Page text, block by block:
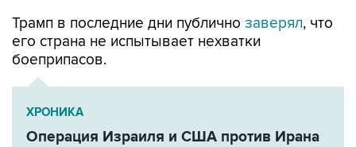
Трамп в последние дни публично заверял, что
его страна не испытывает нехватки
боеприпасов.
ХРОНИКА
Операция Израиля и США против Ирана